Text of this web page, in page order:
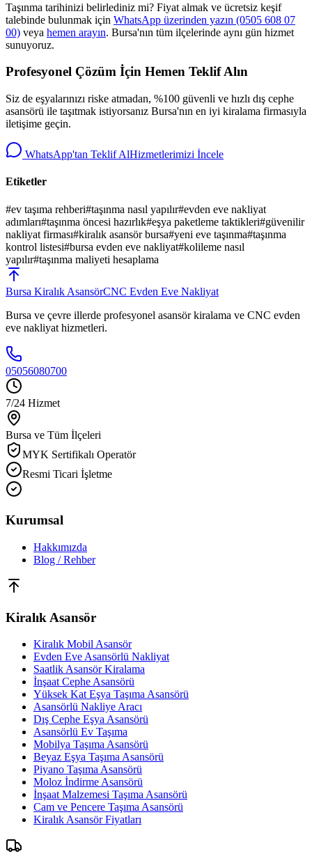
Taşınma tarihinizi belirlediniz mi? Fiyat almak ve ücretsiz keşif
talebinde bulunmak için WhatsApp üzerinden yazın (0505 608 07
00) veya hemen arayın. Bursa'nın tüm ilçelerinde aynı gün hizmet
sunuyoruz.
Profesyonel Çözüm İçin Hemen Teklif Alın
Siz de eşyalarınızı riske atmadan, %100 güvenli ve hızlı dış cephe
asansörü ile taşıtmak istiyorsanız Bursa'nın en iyi kiralama firmasıyla
iletişime geçin.
WhatsApp'tan Teklif AlHizmetlerimizi İncele
Etiketler
#ev taşıma rehberi#taşınma nasıl yapılır#evden eve nakliyat
adımları#taşınma öncesi hazırlık#eşya paketleme taktikleri#güvenilir
nakliyat firması#kiralık asansör bursa#yeni eve taşınma#taşınma
kontrol listesi#bursa evden eve nakliyat#kolileme nasıl
yapılır#taşınma maliyeti hesaplama
Bursa Kiralık AsansörCNC Evden Eve Nakliyat
Bursa ve çevre illerde profesyonel asansör kiralama ve CNC evden
eve nakliyat hizmetleri.
05056080700
7/24 Hizmet
Bursa ve Tüm İlçeleri
MYK Sertifikalı Operatör
Resmi Ticari İşletme
Kurumsal
Hakkımızda
Blog / Rehber
Kiralık Asansör
Kiralık Mobil Asansör
Evden Eve Asansörlü Nakliyat
Saatlik Asansör Kiralama
İnşaat Cephe Asansörü
Yüksek Kat Eşya Taşıma Asansörü
Asansörlü Nakliye Aracı
Dış Cephe Eşya Asansörü
Asansörlü Ev Taşıma
Mobilya Taşıma Asansörü
Beyaz Eşya Taşıma Asansörü
Piyano Taşıma Asansörü
Moloz İndirme Asansörü
İnşaat Malzemesi Taşıma Asansörü
Cam ve Pencere Taşıma Asansörü
Kiralık Asansör Fiyatları